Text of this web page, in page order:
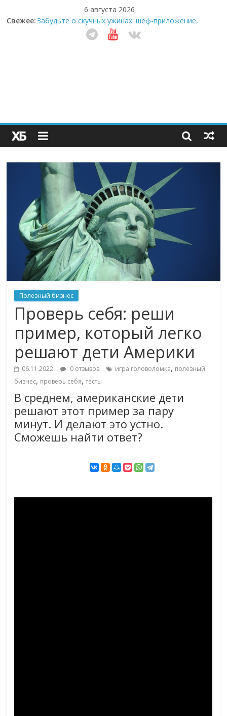
6 августа 2026
Свежее:Забудьте о скучных ужинах: шеф-приложение,
которое видит вашу еду насквозь
Небо зовёт: как бизнес на полётах дронов и
Секрет супергидратации: почему кокосовая вода с
пребиотиками становится главным трендом
здорового питания
Полезный бизнес
Проверь себя: реши
пример, который легко
решают дети Америки
06.11.2022 0 отзывов игра головоломка, полезный
бизнес, проверь себя,тесты
В среднем, американские дети
решают этот пример за пару
минут. И делают это устно.
Сможешь найти ответ?